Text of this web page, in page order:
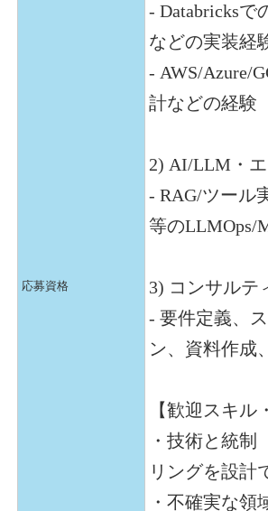
応募資格
- Databricksで
などの実装経
- AWS/Azure/
計などの経験
2) AI/LLM・
- RAG/ツール
等のLLMOps/
3) コンサルテ
- 要件定義、
ン、資料作成
【歓迎スキル
・技術と統
リングを設計
・不確実な